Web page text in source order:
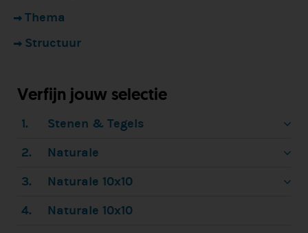
Thema
Structuur
Verfijn jouw selectie
1.
Stenen & Tegels
2.
Naturale
3.
Naturale 10x10
4.
Naturale 10x10